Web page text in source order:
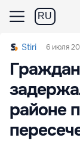
RU
Stiri 6 июля
районе